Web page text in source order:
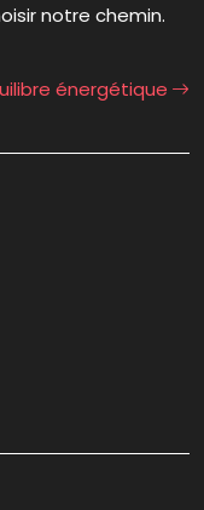
notre chemin.
énergétique